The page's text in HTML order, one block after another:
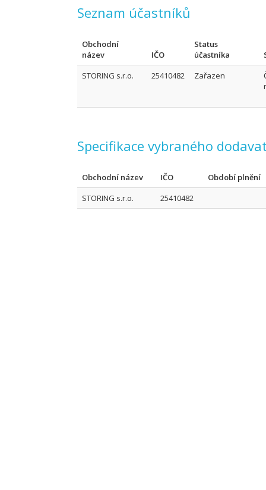
Seznam účastníků
Obchodní
název
IČO
Status
účastníka
STORING s.r.o.
25410482 Zařazen
Specifikace vybraného
Obchodní název IČO
Období plnění
STORING s.r.o.
25410482